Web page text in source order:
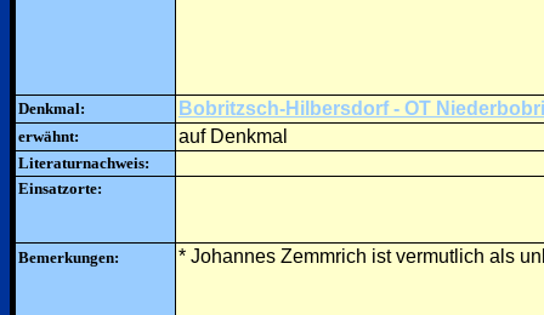
Denkmal: Bobritzsch-Hilbersdorf - OT
erwähnt: auf Denkmal
Literaturnachweis:
Einsatzorte:
Bemerkungen: * Johannes Zemmrich ist vermutlich als